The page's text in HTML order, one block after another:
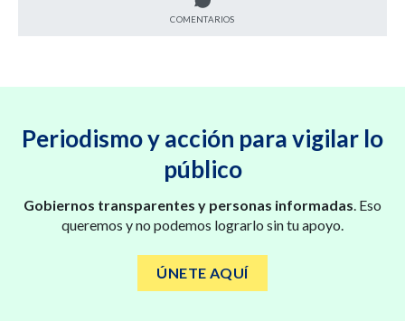
COMENTARIOS
Periodismo y acción para vigilar lo
público
Gobiernos transparentes y personas informadas. Eso
queremos y no podemos lograrlo sin tu apoyo.
ÚNETE AQUÍ